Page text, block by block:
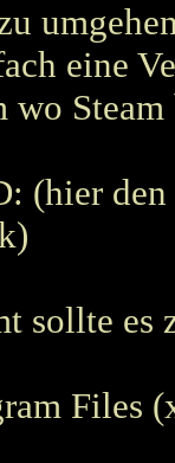
eine
wo
(hier
sollte es
Files